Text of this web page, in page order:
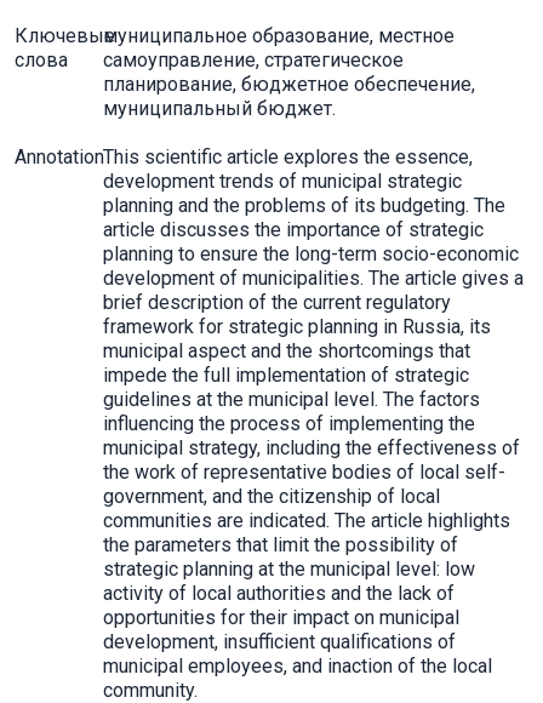
Ключевые
слова
муниципальное образование, местное
самоуправление, стратегическое
планирование, бюджетное обеспечение,
муниципальный бюджет.
AnnotationThis scientific article explores the essence,
development trends of municipal strategic
planning and the problems of its budgeting. The
article discusses the importance of strategic
planning to ensure the long-term socio-economic
development of municipalities. The article gives a
brief description of the current regulatory
framework for strategic planning in Russia, its
municipal aspect and the shortcomings that
impede the full implementation of strategic
guidelines at the municipal level. The factors
influencing the process of implementing the
municipal strategy, including the effectiveness of
the work of representative bodies of local self-
government, and the citizenship of local
communities are indicated. The article highlights
the parameters that limit the possibility of
strategic planning at the municipal level: low
activity of local authorities and the lack of
opportunities for their impact on municipal
development, insufficient qualifications of
municipal employees, and inaction of the local
community.